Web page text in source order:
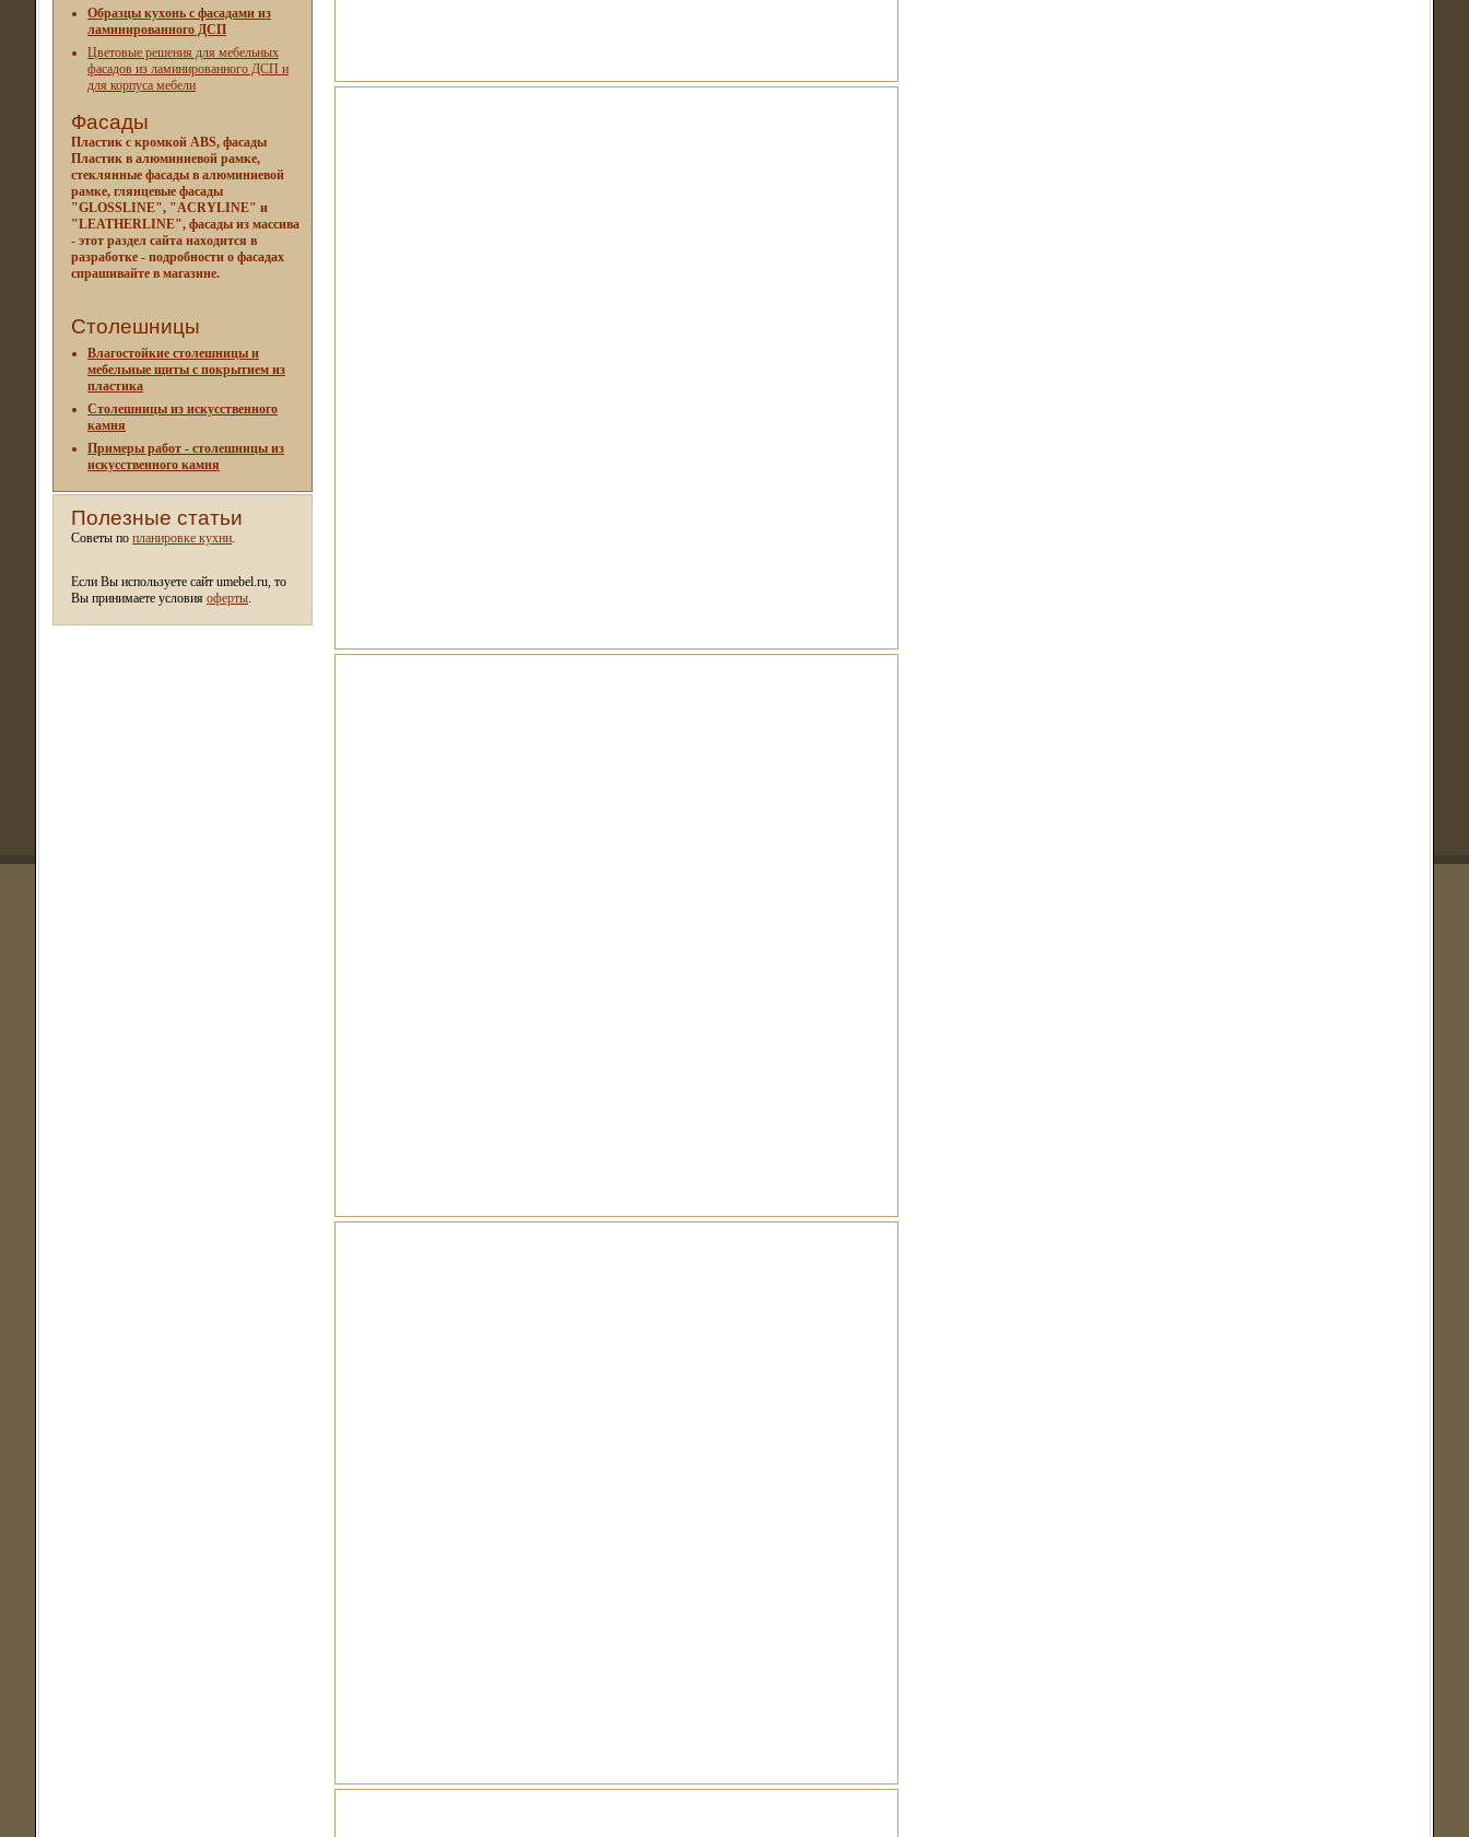
Образцы кухонь с фасадами из
ламинированного ДСП
Цветовые решения для мебельных
фасадов из ламинированного ДСП и
для корпуса мебели
Фасады
Пластик с кромкой ABS, фасады
Пластик в алюминиевой рамке,
стеклянные фасады в алюминиевой
рамке, глянцевые фасады
"GLOSSLINE", "ACRYLINE" и
"LEATHERLINE", фасады из массива
- этот раздел сайта находится в
разработке - подробности о фасадах
спрашивайте в магазине.
Столешницы
Влагостойкие столешницы и
мебельные щиты c покрытием из
пластика
Столешницы из искусственного
камня
Примеры работ - столешницы из
искусственного камня
Полезные статьи
Советы по планировке кухни.
Если Вы используете сайт umebel.ru, то
Вы принимаете условия оферты.